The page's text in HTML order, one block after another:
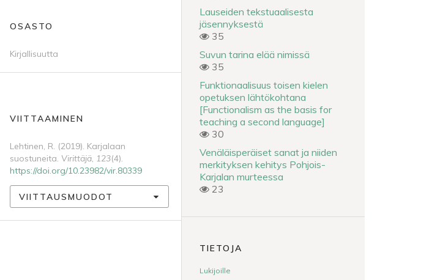
OSASTO
Kirjallisuutta
VIITTAAMINEN
Lehtinen, R. (2019). Karjalaan
suostuneita. Virittäjä, 123(4).
https://doi.org/10.23982/vir.80339
VIITTAUSMUODOT
Lauseiden tekstuaalisesta
jäsennyksestä
35
Suvun tarina elää nimissä
35
Funktionaalisuus toisen kielen
opetuksen lähtökohtana
[Functionalism as the basis for
teaching a second language]
30
Venäläisperäiset sanat ja niiden
merkityksen kehitys Pohjois-
Karjalan murteessa
23
TIETOJA
Lukijoille